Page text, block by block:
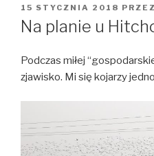
OPUBLIKOWANE
W
15 STYCZNIA 2018 PRZEZ
Na planie u
Podczas miłej
zjawisko. Mi się kojarzy